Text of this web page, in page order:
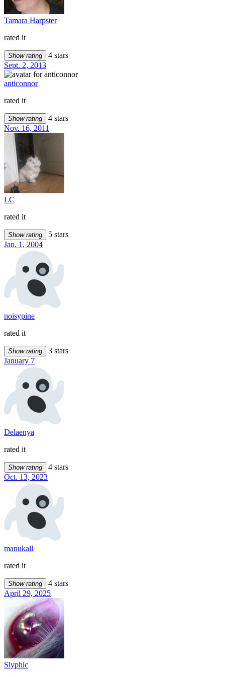
Tamara Harpster
rated it
Show rating
4 stars
Sept. 2, 2013
anticonnor
rated it
Show rating
4 stars
Nov. 16, 2011
LC
rated it
Show rating
5 stars
Jan. 1, 2004
noisypine
rated it
Show rating
3 stars
January 7
Delaenya
rated it
Show rating
4 stars
Oct. 13, 2023
manukall
rated it
Show rating
4 stars
April 29, 2025
Slyphic